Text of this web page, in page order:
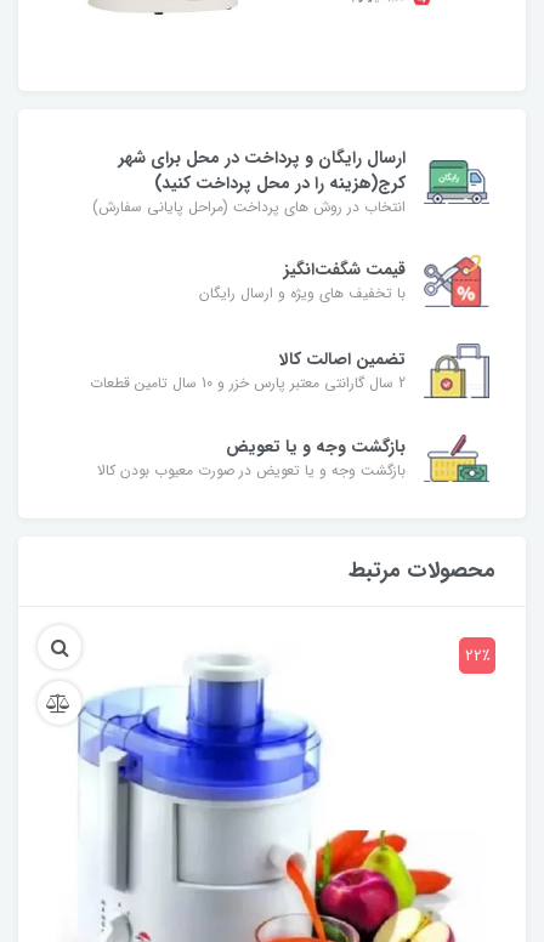
ارسال رایگان و پرداخت در محل برای شهر
کرج(هزینه را در محل پرداخت کنید)
انتخاب در روش های پرداخت (مراحل پایانی سفارش)
قیمت شگفت‌انگیز
با تخفیف های ویژه و ارسال رایگان
تضمین اصالت کالا
2 سال گارانتی معتبر پارس خزر و 10 سال تامین قطعات
بازگشت وجه و یا تعویض
بازگشت وجه و یا تعویض در صورت معیوب بودن کالا
محصولات مرتبط
22٪